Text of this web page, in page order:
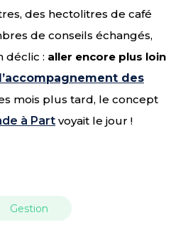
des hectolitres de café
de conseils échangés,
déclic : aller encore plus loin
des
mois plus tard, le concept
à Part voyait le jour !
Gestion